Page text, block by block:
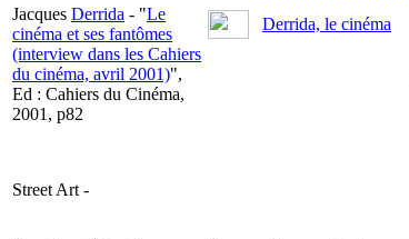
Jacques Derrida - "Le
cinéma et ses fantômes
(interview dans les Cahiers
du cinéma, avril 2001)",
Ed : Cahiers du Cinéma,
2001, p82
Street Art -
Derrida, le cinéma